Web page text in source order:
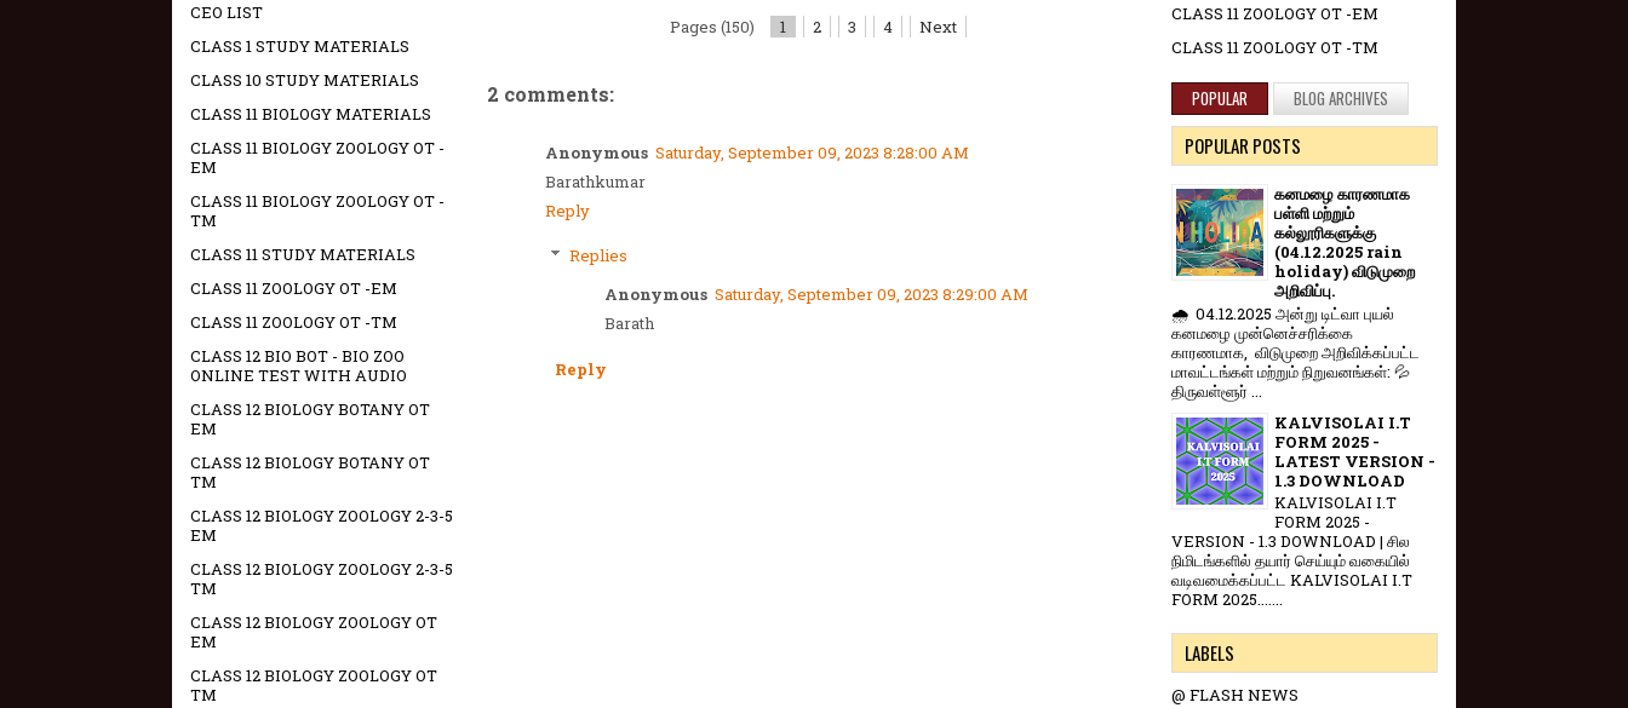
Pages (150) 1 2 3 4 Next
2 comments:
Anonymous Saturday, September 09, 2023 8:28:00 AM
Barathkumar
Reply
Replies
Anonymous Saturday, September 09, 2023 8:29:00 AM
Barath
Reply
CEO LIST
CLASS 1 STUDY MATERIALS
CLASS 10 STUDY MATERIALS
CLASS 11 BIOLOGY MATERIALS
CLASS 11 BIOLOGY ZOOLOGY OT -
EM
CLASS 11 BIOLOGY ZOOLOGY OT -
TM
CLASS 11 STUDY MATERIALS
CLASS 11 ZOOLOGY OT -EM
CLASS 11 ZOOLOGY OT -TM
CLASS 12 BIO BOT - BIO ZOO
ONLINE TEST WITH AUDIO
CLASS 12 BIOLOGY BOTANY OT
EM
CLASS 12 BIOLOGY BOTANY OT
TM
CLASS 12 BIOLOGY ZOOLOGY 2-3-5
EM
CLASS 12 BIOLOGY ZOOLOGY 2-3-5
TM
CLASS 12 BIOLOGY ZOOLOGY OT
EM
CLASS 12 BIOLOGY ZOOLOGY OT
TM
CLASS 11 ZOOLOGY OT -EM
CLASS 11 ZOOLOGY OT -TM
POPULAR BLOG ARCHIVES
POPULAR POSTS
கனமழை காரணமாக
பள்ளி மற்றும்
கல்லூரிகளுக்கு
(04.12.2025 rain
holiday) விடுமுறை
அறிவிப்பு.
🌧️ 04.12.2025 அன்று டிட்வா புயல்
கனமழை முன்னெச்சரிக்கை
காரணமாக, விடுமுறை அறிவிக்கப்பட்ட
மாவட்டங்கள் மற்றும் நிறுவனங்கள்: 💦
திருவள்ளூர் ...
KALVISOLAI I.T
FORM 2025 -
LATEST VERSION -
1.3 DOWNLOAD
KALVISOLAI I.T
FORM 2025 -
VERSION - 1.3 DOWNLOAD | சில
நிமிடங்களில் தயார் செய்யும் வகையில்
வடிவமைக்கப்பட்ட KALVISOLAI I.T
FORM 2025.......
LABELS
@ FLASH NEWS